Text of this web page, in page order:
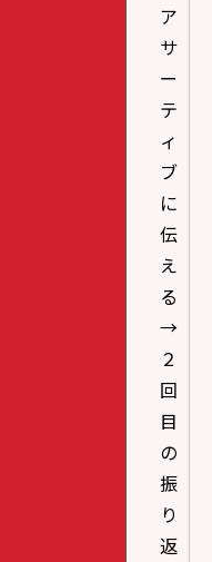
ア
サ
ー
テ
ィ
ブ
に
伝
え
る
→
２
回
目
の
振
り
返